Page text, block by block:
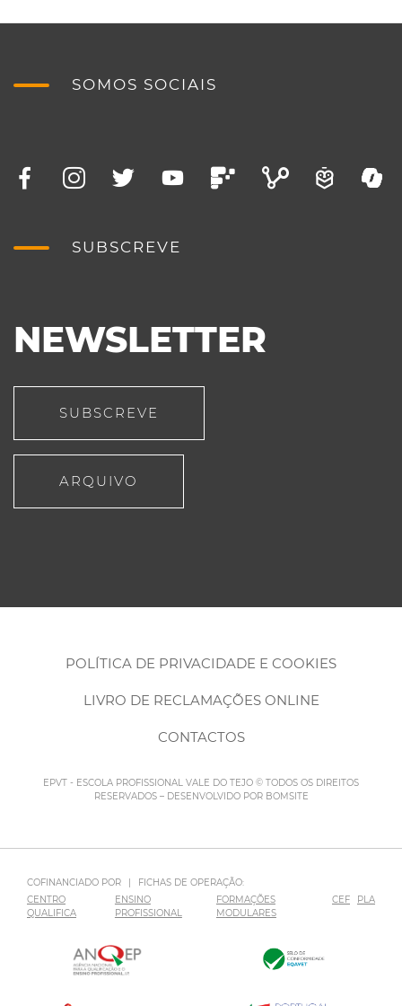
SOMOS SOCIAIS
SUBSCREVE
NEWSLETTER
SUBSCREVE
ARQUIVO
POLÍTICA DE PRIVACIDADE E COOKIES
LIVRO DE RECLAMAÇÕES ONLINE
CONTACTOS
EPVT - ESCOLA PROFISSIONAL VALE DO TEJO © TODOS OS DIREITOS
RESERVADOS – DESENVOLVIDO POR BOMSITE
COFINANCIADO POR |
FICHAS DE OPERAÇÃO:
CENTRO
QUALIFICA
ENSINO
PROFISSIONAL
FORMAÇÕES
MODULARES
CEF PLA